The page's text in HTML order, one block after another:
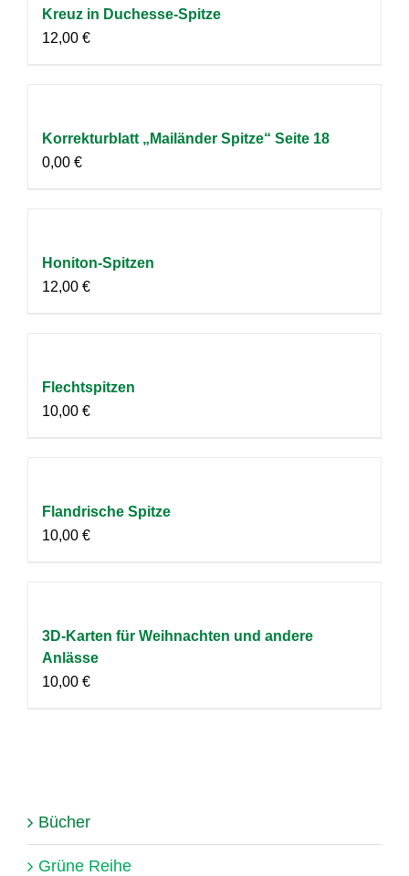
Kreuz in Duchesse-Spitze
12,00 €
Korrekturblatt „Mailänder Spitze“ Seite 18
0,00 €
Honiton-Spitzen
12,00 €
Flechtspitzen
10,00 €
Flandrische Spitze
10,00 €
3D-Karten für Weihnachten und andere
Anlässe
10,00 €
Bücher
Grüne Reihe